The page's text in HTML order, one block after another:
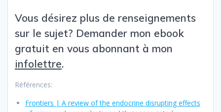
Vous désirez plus de renseignements
sur le sujet? Demander mon ebook
gratuit en vous abonnant à mon
infolettre.
Références:
Frontiers | A review of the endocrine disrupting effects